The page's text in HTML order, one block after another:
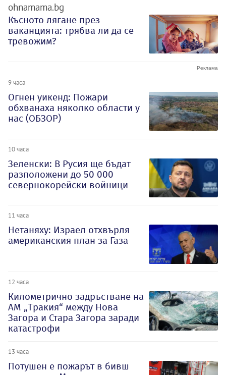
ohnamama.bg
Късното лягане през
ваканцията: трябва ли да се
тревожим?
9 часа
Огнен уикенд: Пожари
обхванаха няколко области у
нас (ОБЗОР)
10 часа
Зеленски: В Русия ще бъдат
разположени до 50 000
севернокорейски войници
11 часа
Нетаняху: Израел отхвърля
американския план за Газа
12 часа
Километрично задръстване на
АМ „Тракия“ между Нова
Загора и Стара Загора заради
катастрофи
13 часа
Потушен е пожарът в бивш